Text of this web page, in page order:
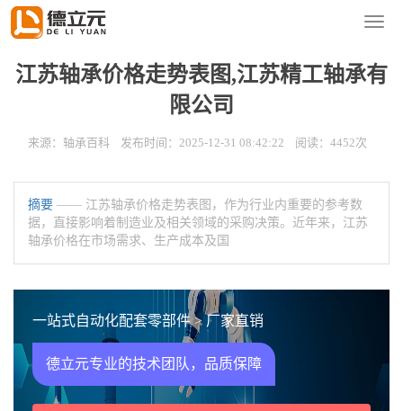
导
菜
单
您的位置：首页
江苏轴承价格走势表图,江苏精工轴承有
限公司
来源：轴承百科 发布时间：2025-12-31 08:42:22 阅读：4452次
摘要 —— 江苏轴承价格走势表图，作为行业内重要的参考数
据，直接影响着制造业及相关领域的采购决策。近年来，江苏
轴承价格在市场需求、生产成本及国
一站式自动化配套零部件 > 厂家直销
德立元专业的技术团队，品质保障